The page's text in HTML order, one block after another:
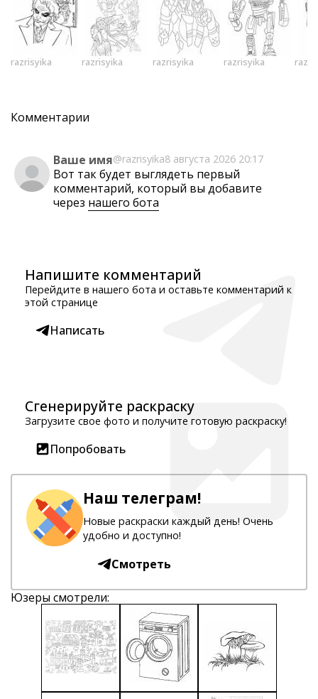
razrisyika razrisyika razrisyika razrisyika
Комментарии
Ваше имя@razrisyika8 августа 2026 20:17
Вот так будет выглядеть первый
комментарий, который вы добавите
через нашего бота
Напишите комментарий
Перейдите в нашего бота и оставьте комментарий к
этой странице
Написать
Сгенерируйте раскраску
Загрузите свое фото и получите готовую раскраску!
Попробовать
Наш телеграм!
Новые раскраски каждый день! Очень
удобно и доступно!
Смотреть
Юзеры смотрели: